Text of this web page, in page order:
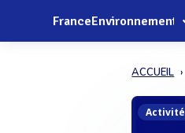
FranceEnvironnement
ACCUEIL
Activité